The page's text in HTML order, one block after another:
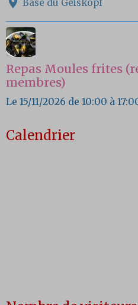
Base du Geiskopf
Repas Moules frites
membres)
Le 15/11/2026 de 10:00 à
Calendrier